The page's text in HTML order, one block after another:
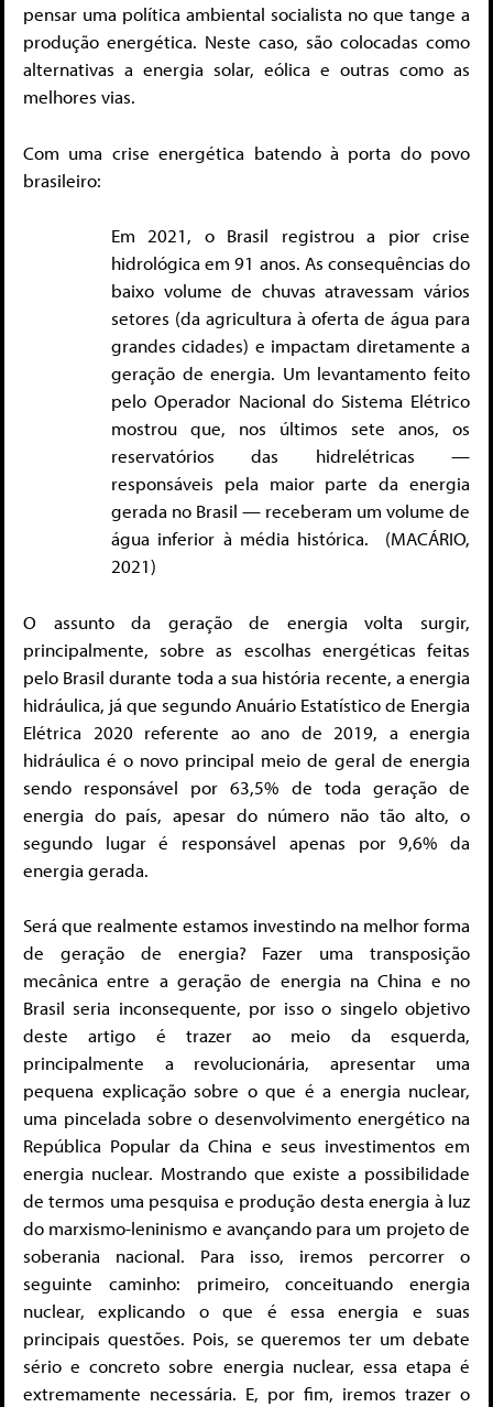
pensar uma política ambiental socialista no que tange a
produção energética. Neste caso, são colocadas como
alternativas a energia solar, eólica e outras como as
melhores vias.
Com uma crise energética batendo à porta do povo
brasileiro:
Em 2021, o Brasil registrou a pior crise
hidrológica em 91 anos. As consequências do
baixo volume de chuvas atravessam vários
setores (da agricultura à oferta de água para
grandes cidades) e impactam diretamente a
geração de energia. Um levantamento feito
pelo Operador Nacional do Sistema Elétrico
mostrou que, nos últimos sete anos, os
reservatórios das hidrelétricas —
responsáveis pela maior parte da energia
gerada no Brasil — receberam um volume de
água inferior à média histórica. (MACÁRIO,
2021)
O assunto da geração de energia volta surgir,
principalmente, sobre as escolhas energéticas feitas
pelo Brasil durante toda a sua história recente, a energia
hidráulica, já que segundo Anuário Estatístico de Energia
Elétrica 2020 referente ao ano de 2019, a energia
hidráulica é o novo principal meio de geral de energia
sendo responsável por 63,5% de toda geração de
energia do país, apesar do número não tão alto, o
segundo lugar é responsável apenas por 9,6% da
energia gerada.
Será que realmente estamos investindo na melhor forma
de geração de energia? Fazer uma transposição
mecânica entre a geração de energia na China e no
Brasil seria inconsequente, por isso o singelo objetivo
deste artigo é trazer ao meio da esquerda,
principalmente a revolucionária, apresentar uma
pequena explicação sobre o que é a energia nuclear,
uma pincelada sobre o desenvolvimento energético na
República Popular da China e seus investimentos em
energia nuclear. Mostrando que existe a possibilidade
de termos uma pesquisa e produção desta energia à luz
do marxismo-leninismo e avançando para um projeto de
soberania nacional. Para isso, iremos percorrer o
seguinte caminho: primeiro, conceituando energia
nuclear, explicando o que é essa energia e suas
principais questões. Pois, se queremos ter um debate
sério e concreto sobre energia nuclear, essa etapa é
extremamente necessária. E, por fim, iremos trazer o